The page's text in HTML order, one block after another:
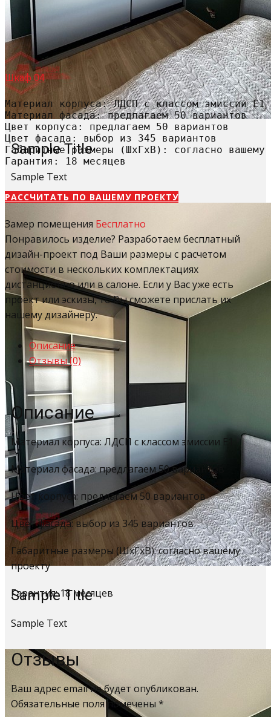
Sample Title
Sample Text
Sample Title
Sample Text
Шкаф 04
Материал корпуса: ЛДСП с классом эмиссии Е1
Материал фасада: предлагаем 50 вариантов
Цвет корпуса: предлагаем 50 вариантов
Цвет фасада: выбор из 345 вариантов
Габаритные размеры (ШхГхВ): согласно вашему
Гарантия: 18 месяцев
РАССЧИТАТЬ​ ПО ВАШЕМУ ПРОЕКТУ
Замер помещения Бесплатно
Понравилось изделие? Разработаем бесплатный
дизайн-проект под Ваши размеры с расчетом
стоимости в нескольких комплектациях
дистанционно или в салоне. Если у Вас уже есть
проект или эскизы, то Вы сможете прислать их
нашему дизайнеру.
Описание
Отзывы (0)
Описание
Материал корпуса: ЛДСП с классом эмиссии Е1
Материал фасада: предлагаем 50 вариантов
Цвет корпуса: предлагаем 50 вариантов
Цвет фасада: выбор из 345 вариантов
Габаритные размеры (ШхГхВ): согласно вашему
проекту
Гарантия: 18 месяцев
Отзывы
Ваш адрес email не будет опубликован.
Обязательные поля помечены*